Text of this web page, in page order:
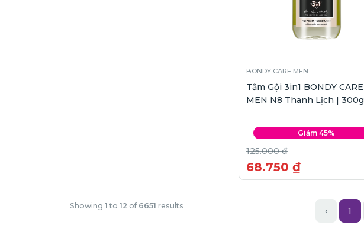
BONDY CARE MEN
Tắm Gội 3in1 BONDY CARE
MEN N8 Thanh Lịch | 300g
Giảm 45%
125.000 ₫
68.750 ₫
Showing 1 to 12 of 6651 results ‹ 1